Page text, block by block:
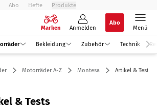
Abo Hefte Produkte
Marken Anmelden
Abo
Menü
Bekleidung Zubehör Technik
Motorräder A-Z Montesa Artikel & Tests
& Tests